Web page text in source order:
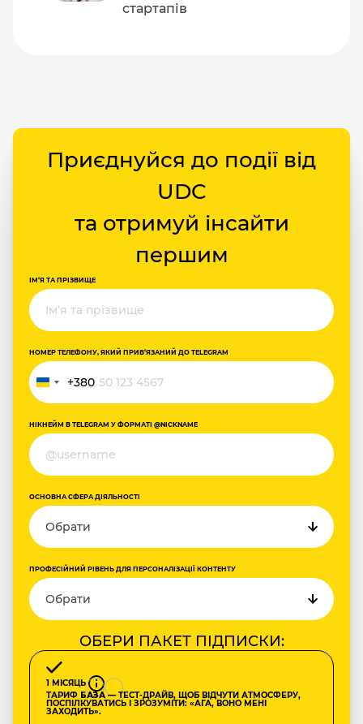
стартапів
Приєднуйся до події від
UDC
та отримуй інсайти
першим
ІМ‘Я ТА ПРІЗВИЩЕ
НОМЕР ТЕЛЕФОНУ, ЯКИЙ ПРИВ‘ЯЗАНИЙ ДО TELEGRAM
Україна
+380
+380
НІКНЕЙМ В TELEGRAM У ФОРМАТІ @NICKNAME
ОСНОВНА СФЕРА ДІЯЛЬНОСТІ
ПРОФЕСІЙНИЙ РІВЕНЬ ДЛЯ ПЕРСОНАЛІЗАЦІЇ КОНТЕНТУ
ОБЕРИ ПАКЕТ ПІДПИСКИ:
1 МІСЯЦЬ
ТАРИФ БАЗА— ТЕСТ-ДРАЙВ, ЩОБ ВІДЧУТИ АТМОСФЕРУ,
ПОСПІЛКУВАТИСЬ І ЗРОЗУМІТИ: «АГА, ВОНО МЕНІ
ЗАХОДИТЬ».